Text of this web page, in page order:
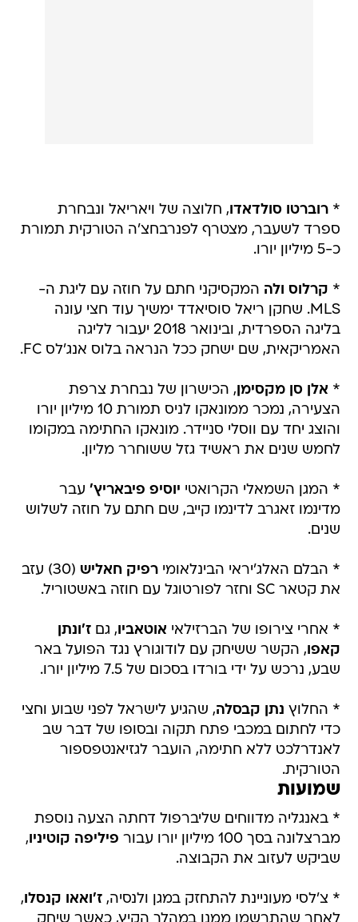
*רוברטו סולדאדו, חלוצה של ויאריאל ונבחרת
ספרד לשעבר, מצטרף לפנרבחצ'ה הטורקית תמורת
כ-5 מיליון יורו.
* קרלוס ולה המקסיקני חתם על חוזה עם ליגת ה-
MLS. שחקן ריאל סוסיאדד ימשיך עוד חצי עונה
בליגה הספרדית, ובינואר 2018 יעבור לליגה
האמריקאית, שם ישחק ככל הנראה בלוס אנג'לס FC.
* אלן סן מקסימן, הכישרון של נבחרת צרפת
הצעירה, נמכר ממונאקו לניס תמורת 10 מיליון יורו
והוצג יחד עם ווסלי סניידר. מונאקו החתימה במקומו
לחמש שנים את ראשיד גזל ששוחרר מליון.
* המגן השמאלי הקרואטי יוסיפ פיבאריץ' עבר
מדינמו זאגרב לדינמו קייב, שם חתם על חוזה לשלוש
שנים.
* הבלם האלג'יראי הבינלאומירפיק חאליש
(30) עזב
את קטאר SC וחזר לפורטוגל עם חוזה באשטוריל.
* אחרי צירופו של הברזילאי אוטאביו, גםז'ונתן
קאפו, הקשר ששיחק עם לודוגורץ נגד הפועל באר
שבע, נרכש על ידי בורדו בסכום של 7.5 מיליון יורו.
* החלוץ נתן קבסלה, שהגיע לישראל לפני שבוע וחצי
כדי לחתום במכבי פתח תקוה ובסופו של דבר שב
לאנדרלכט ללא חתימה, הועבר לגזיאנטפספור
הטורקית.
שמועות
* באנגליה מדווחים שליברפול דחתה הצעה נוספת
מברצלונה בסך 100 מיליון יורו עבור
פיליפה קוטיניו,
שביקש לעזוב את הקבוצה.
* צ'לסי מעוניינת להתחזק במגן ולנסיה,ז'ואאו קנסלו,